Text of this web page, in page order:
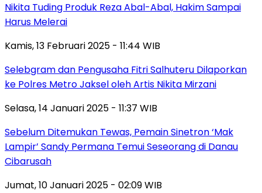
Nikita Tuding Produk Reza Abal-Abal, Hakim Sampai
Harus Melerai
Kamis, 13 Februari 2025 - 11:44 WIB
Selebgram dan Pengusaha Fitri Salhuteru Dilaporkan
ke Polres Metro Jaksel oleh Artis Nikita Mirzani
Selasa, 14 Januari 2025 - 11:37 WIB
Sebelum Ditemukan Tewas, Pemain Sinetron ‘Mak
Lampir’ Sandy Permana Temui Seseorang di Danau
Cibarusah
Jumat, 10 Januari 2025 - 02:09 WIB